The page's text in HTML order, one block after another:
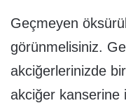
Geçmeyen
görünmelisiniz.
akciğerlerinizde
akciğer kanserine